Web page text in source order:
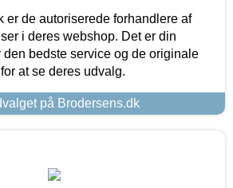
er de autoriserede forhandlere af
i deres webshop. Det er din
den bedste service og de originale
at se deres udvalg.
på Brodersens.dk